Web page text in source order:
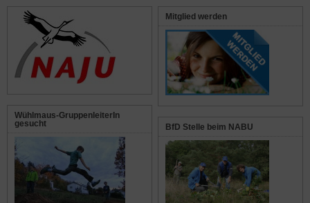
Mitglied werden
BfD Stelle beim NABU
Wühlmaus-GruppenleiterIn
gesucht